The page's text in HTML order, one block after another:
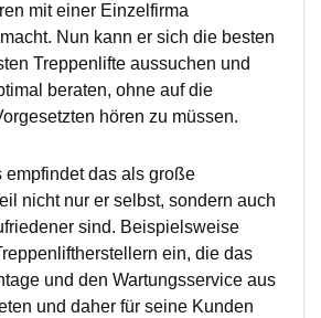
mit einer Einzelfirma
Nun kann er sich die besten
Treppenlifte aussuchen und
beraten, ohne auf die
hören zu müssen.
empfindet das als große
nicht nur er selbst, sondern auch
sind. Beispielsweise
ein, die das
und den Wartungsservice aus
und daher für seine Kunden